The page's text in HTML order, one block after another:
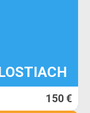
150 €